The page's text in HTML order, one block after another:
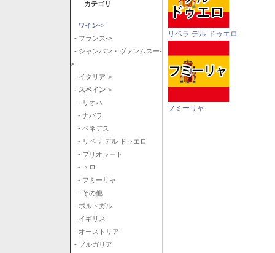
カテゴリ
ワイン->
- フランス->
- シャンパン・ヴァンムスー-
>
- イタリア->
- スペイン->
- リオハ
- ナバラ
- ペネデス
- リベラ デル ドゥエロ
- プリオラート
- トロ
- フミーリャ
- その他
- ポルトガル
- イギリス
- オーストリア
- ブルガリア
リベラ デル ドゥエロ
フミーリャ